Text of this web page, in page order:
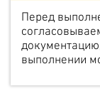
Перед
выполнении